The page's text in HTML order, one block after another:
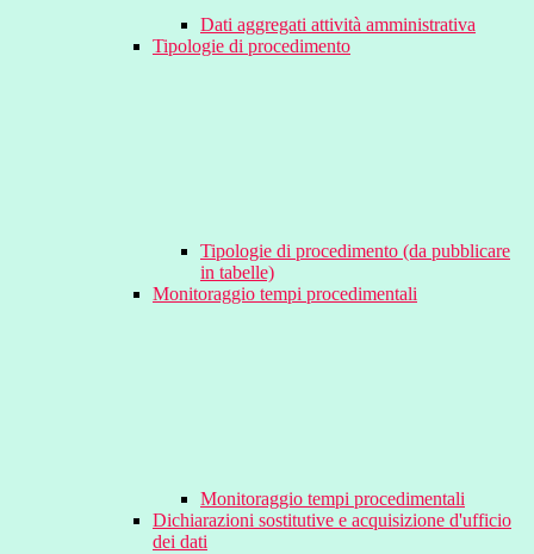
Dati aggregati attività amministrativa
Tipologie di procedimento
Tipologie di procedimento (da pubblicare
in tabelle)
Monitoraggio tempi procedimentali
Monitoraggio tempi procedimentali
Dichiarazioni sostitutive e acquisizione d'ufficio
dei dati